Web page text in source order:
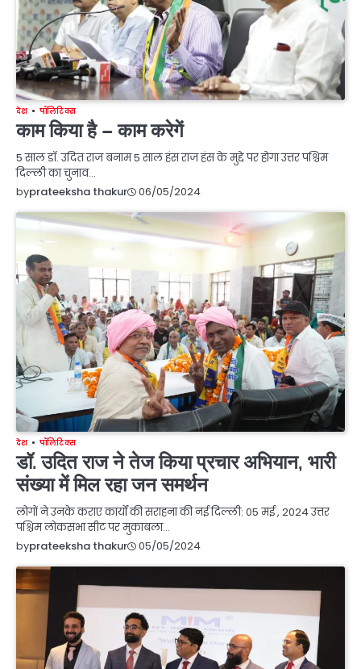
देश पॉलिटिक्स
काम किया है – काम करेगें
5 साल डॉ. उदित राज बनाम 5 साल हंस राज हंस के मुद्दे पर होगा उत्तर पश्चिम
दिल्ली का चुनाव…
byprateeksha thakur 06/05/2024
देश पॉलिटिक्स
डॉ. उदित राज ने तेज किया प्रचार अभियान, भारी
संख्या में मिल रहा जन समर्थन
लोगों ने उनके कराए कार्यों की सराहना की नई दिल्ली: 05 मई , 2024 उत्तर
पश्चिम लोकसभा सीट पर मुकाबला…
byprateeksha thakur 05/05/2024